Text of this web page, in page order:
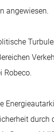
angewiesen.
Robeco.
durch